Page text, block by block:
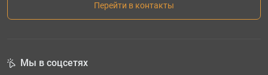
Перейти в контакты
Мы в соцсетях